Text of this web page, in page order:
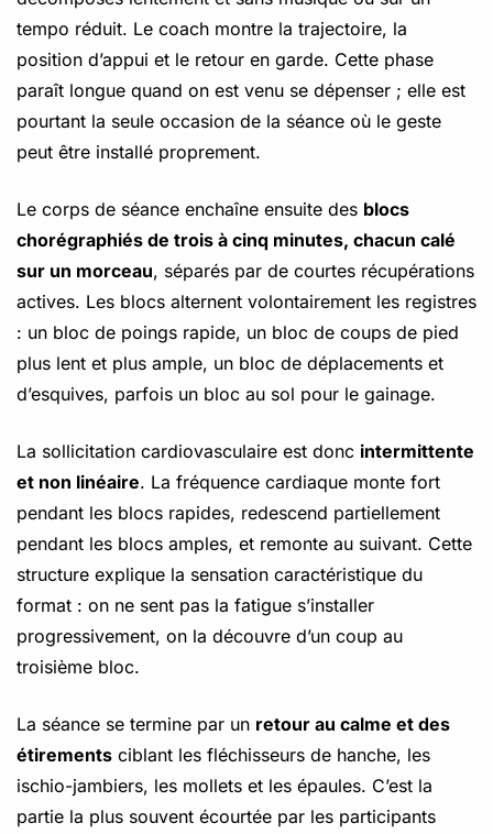
tempo réduit. Le coach montre la trajectoire, la
position d’appui et le retour en garde. Cette phase
paraît longue quand on est venu se dépenser ; elle est
pourtant la seule occasion de la séance où le geste
peut être installé proprement.
Le corps de séance enchaîne ensuite des blocs
chorégraphiés de trois à cinq minutes, chacun calé
sur un morceau, séparés par de courtes récupérations
actives. Les blocs alternent volontairement les registres
: un bloc de poings rapide, un bloc de coups de pied
plus lent et plus ample, un bloc de déplacements et
d’esquives, parfois un bloc au sol pour le gainage.
La sollicitation cardiovasculaire est donc intermittente
et non linéaire. La fréquence cardiaque monte fort
pendant les blocs rapides, redescend partiellement
pendant les blocs amples, et remonte au suivant. Cette
structure explique la sensation caractéristique du
format : on ne sent pas la fatigue s’installer
progressivement, on la découvre d’un coup au
troisième bloc.
La séance se termine par un retour au calme et des
étirements ciblant les fléchisseurs de hanche, les
ischio-jambiers, les mollets et les épaules. C’est la
partie la plus souvent écourtée par les participants